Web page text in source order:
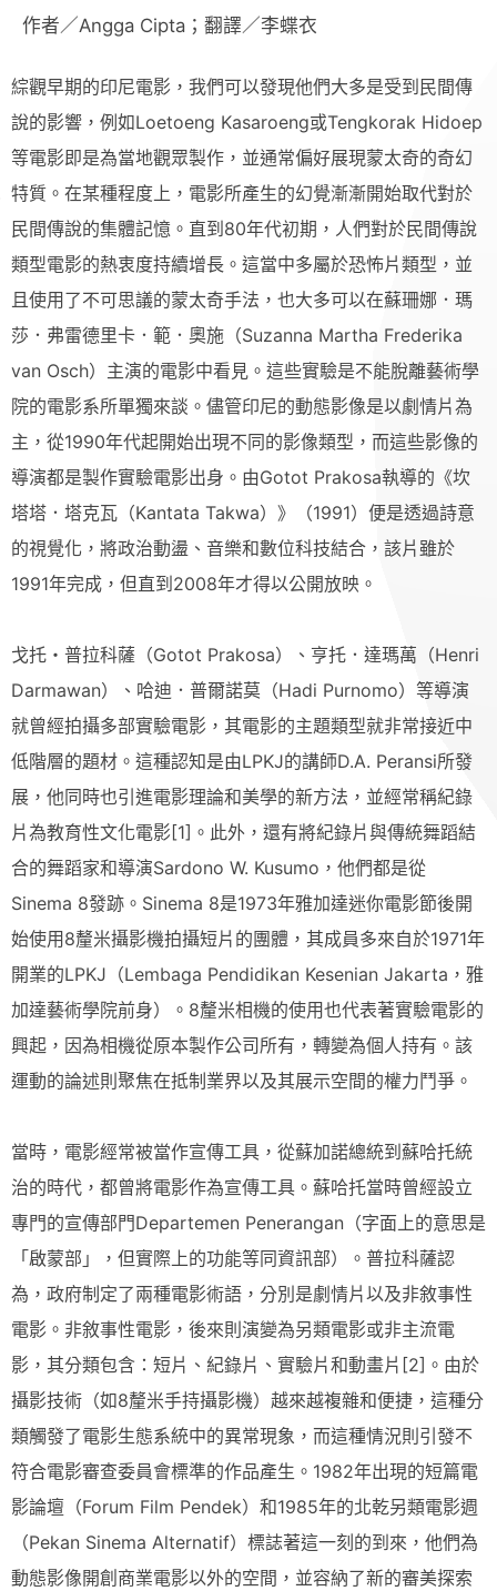
作者／Angga Cipta；翻譯／李蝶衣
綜觀早期的印尼電影，我們可以發現他們大多是受到民間傳
說的影響，例如Loetoeng Kasaroeng或Tengkorak Hidoep
等電影即是為當地觀眾製作，並通常偏好展現蒙太奇的奇幻
特質。在某種程度上，電影所產生的幻覺漸漸開始取代對於
民間傳說的集體記憶。直到80年代初期，人們對於民間傳說
類型電影的熱衷度持續增長。這當中多屬於恐怖片類型，並
且使用了不可思議的蒙太奇手法，也大多可以在蘇珊娜．瑪
莎．弗雷德里卡．範．奧施（Suzanna Martha Frederika
van Osch）主演的電影中看見。這些實驗是不能脫離藝術學
院的電影系所單獨來談。儘管印尼的動態影像是以劇情片為
主，從1990年代起開始出現不同的影像類型，而這些影像的
導演都是製作實驗電影出身。由Gotot Prakosa執導的《坎
塔塔．塔克瓦（Kantata Takwa）》（1991）便是透過詩意
的視覺化，將政治動盪、音樂和數位科技結合，該片雖於
1991年完成，但直到2008年才得以公開放映。
戈托・普拉科薩（Gotot Prakosa）、亨托．達瑪萬（Henri
Darmawan）、哈迪．普爾諾莫（Hadi Purnomo）等導演
就曾經拍攝多部實驗電影，其電影的主題類型就非常接近中
低階層的題材。這種認知是由LPKJ的講師D.A. Peransi所發
展，他同時也引進電影理論和美學的新方法，並經常稱紀錄
片為教育性文化電影[1]。此外，還有將紀錄片與傳統舞蹈結
合的舞蹈家和導演Sardono W. Kusumo，他們都是從
Sinema 8發跡。Sinema 8是1973年雅加達迷你電影節後開
始使用8釐米攝影機拍攝短片的團體，其成員多來自於1971年
開業的LPKJ（Lembaga Pendidikan Kesenian Jakarta，雅
加達藝術學院前身）。8釐米相機的使用也代表著實驗電影的
興起，因為相機從原本製作公司所有，轉變為個人持有。該
運動的論述則聚焦在抵制業界以及其展示空間的權力鬥爭。
當時，電影經常被當作宣傳工具，從蘇加諾總統到蘇哈托統
治的時代，都曾將電影作為宣傳工具。蘇哈托當時曾經設立
專門的宣傳部門Departemen Penerangan（字面上的意思是
「啟蒙部」，但實際上的功能等同資訊部）。普拉科薩認
為，政府制定了兩種電影術語，分別是劇情片以及非敘事性
電影。非敘事性電影，後來則演變為另類電影或非主流電
影，其分類包含：短片、紀錄片、實驗片和動畫片[2]。由於
攝影技術（如8釐米手持攝影機）越來越複雜和便捷，這種分
類觸發了電影生態系統中的異常現象，而這種情況則引發不
符合電影審查委員會標準的作品產生。1982年出現的短篇電
影論壇（Forum Film Pendek）和1985年的北乾另類電影週
（Pekan Sinema Alternatif）標誌著這一刻的到來，他們為
動態影像開創商業電影以外的空間，並容納了新的審美探索